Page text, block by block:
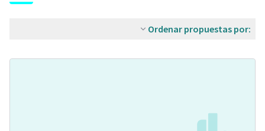
Ordenar propuestas por: